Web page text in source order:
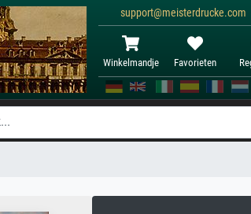
support@meisterdrucke.com
Winkelmandje Favorieten